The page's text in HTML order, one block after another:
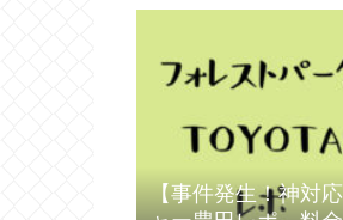
【事件発生！神対